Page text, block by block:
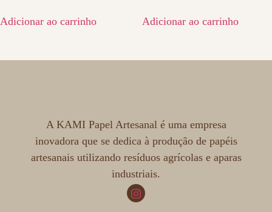
Adicionar ao carrinho Adicionar ao carrinho
A KAMI Papel Artesanal é uma empresa
inovadora que se dedica à produção de papéis
artesanais utilizando resíduos agrícolas e aparas
industriais.